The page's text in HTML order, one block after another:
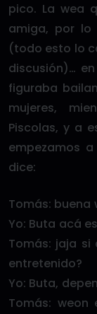
pico. La wea
amiga, por
(todo esto lo
discusión)…
figuraba
mujeres,
Piscolas, y a
empezamos
dice:
Tomás: buena
Yo: Buta acá
Tomás: jaja
entretenido?
Yo: Buta,
Tomás: